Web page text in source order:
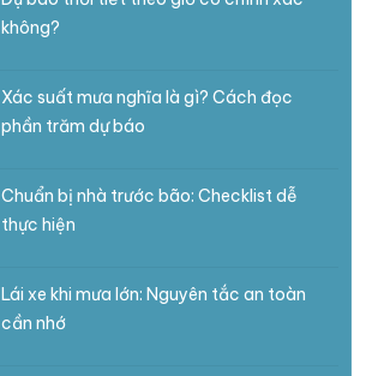
không?
Xác suất mưa nghĩa là gì? Cách đọc
phần trăm dự báo
Chuẩn bị nhà trước bão: Checklist dễ
thực hiện
Lái xe khi mưa lớn: Nguyên tắc an toàn
cần nhớ